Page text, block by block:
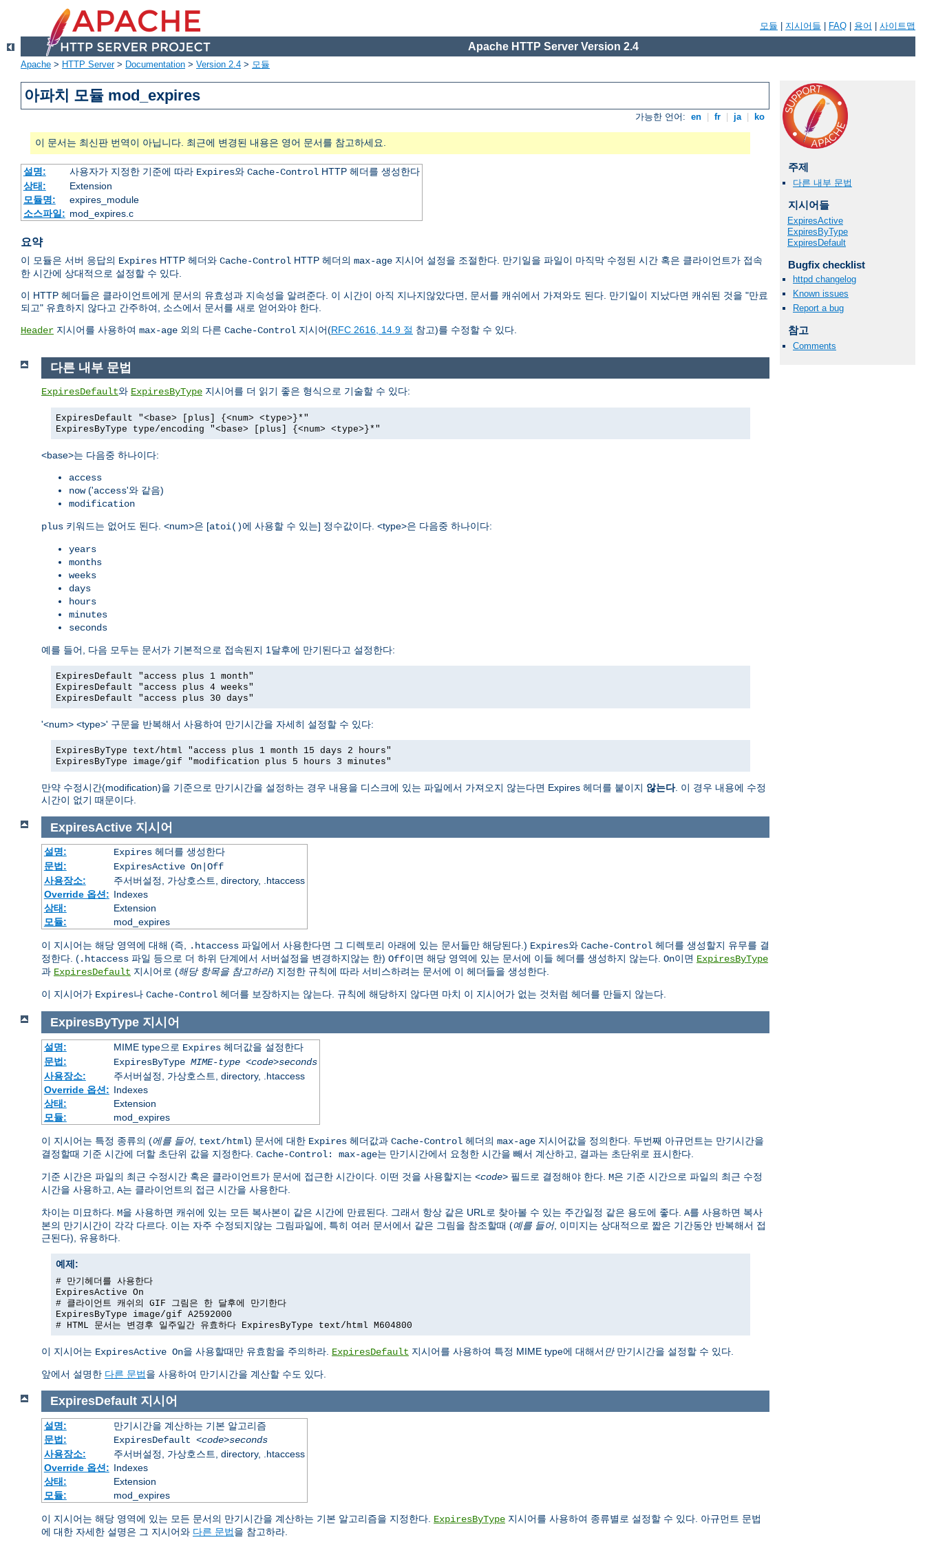
모듈 지시어들 FAQ 용어 사이트맵
Apache HTTP Server Version 2.4
Apache > HTTP Server> Documentation > Version 2.4 > 모듈
아파치 모듈 mod_expires
가능한 언어: en fr ja ko
이 문서는 최신판 번역이 아닙니다. 최근에 변경된 내용은 영어 문서를 참고하세요.
설명: 사용자가 지정한 기준에 따라 Expires와 Cache-ControlHTTP 헤더를 생성한다
상태:
Extension
모듈명:
expires_module
소스파일: mod_expires.c
요약
이 모듈은 서버 응답의 Expires HTTP 헤더와 Cache-Control HTTP 헤더의 max-age 지시어 설정을 조절한다. 만기일을 파일이 마직막 수정된 시간 혹은 클라이언트가 접속
한 시간에 상대적으로 설정할 수 있다.
이 HTTP 헤더들은 클라이언트에게 문서의 유효성과 지속성을 알려준다. 이 시간이 아직 지나지않았다면, 문서를 캐쉬에서 가져와도 된다. 만기일이 지났다면 캐쉬된 것을 "만료
되고" 유효하지 않다고 간주하여, 소스에서 문서를 새로 얻어와야 한다.
Header 지시어를 사용하여 max-age 외의 다른 Cache-Control 지시어(RFC 2616, 14.9 절 참고)를 수정할 수 있다.
주제
다른 내부 문법
지시어들
ExpiresActive
ExpiresByType
ExpiresDefault
Bugfix checklist
httpd changelog
Known issues
Report a bug
참고
Comments
다른 내부 문법
ExpiresDefault와 ExpiresByType 지시어를 더 읽기 좋은 형식으로 기술할 수 있다:
ExpiresDefault "<base> [plus] {<num> <type>}*"
ExpiresByType type/encoding "<base> [plus] {<num> <type>}*"
<base>는 다음중 하나이다:
access
now('access'와 같음)
modification
plus 키워드는 없어도 된다. <num>은 [atoi()에 사용할 수 있는] 정수값이다. <type>은 다음중 하나이다:
years
months
weeks
days
hours
minutes
seconds
예를 들어, 다음 모두는 문서가 기본적으로 접속된지 1달후에 만기된다고 설정한다:
ExpiresDefault "access plus 1 month"
ExpiresDefault "access plus 4 weeks"
ExpiresDefault "access plus 30 days"
'<num> <type>' 구문을 반복해서 사용하여 만기시간을 자세히 설정할 수 있다:
ExpiresByType text/html "access plus 1 month 15 days 2 hours"
ExpiresByType image/gif "modification plus 5 hours 3 minutes"
만약 수정시간(modification)을 기준으로 만기시간을 설정하는 경우 내용을 디스크에 있는 파일에서 가져오지 않는다면 Expires 헤더를 붙이지 않는다. 이 경우 내용에 수정
시간이 없기 때문이다.
ExpiresActive 지시어
설명: Expires헤더를 생성한다
문법:
ExpiresActive On|Off
사용장소:
주서버설정, 가상호스트, directory, .htaccess
Override 옵션: Indexes
상태:
Extension
모듈:
mod_expires
이 지시어는 해당 영역에 대해 (즉, .htaccess 파일에서 사용한다면 그 디렉토리 아래에 있는 문서들만 해당된다.) Expires와 Cache-Control 헤더를 생성할지 유무를 결
정한다. (.htaccess 파일 등으로 더 하위 단계에서 서버설정을 변경하지않는 한) Off이면 해당 영역에 있는 문서에 이들 헤더를 생성하지 않는다. On이면 ExpiresByType
과 ExpiresDefault 지시어로 (해당 항목을 참고하라) 지정한 규칙에 따라 서비스하려는 문서에 이 헤더들을 생성한다.
이 지시어가 Expires나 Cache-Control 헤더를 보장하지는 않는다. 규칙에 해당하지 않다면 마치 이 지시어가 없는 것처럼 헤더를 만들지 않는다.
ExpiresByType 지시어
설명: MIME type으로 Expires헤더값을 설정한다
문법:
ExpiresByType MIME-type <code>seconds
사용장소:
주서버설정, 가상호스트, directory, .htaccess
Override 옵션: Indexes
상태:
Extension
모듈:
mod_expires
이 지시어는 특정 종류의 (에를 들어, text/html) 문서에 대한 Expires 헤더값과 Cache-Control 헤더의 max-age 지시어값을 정의한다. 두번째 아규먼트는 만기시간을
결정할때 기준 시간에 더할 초단위 값을 지정한다. Cache-Control: max-age는 만기시간에서 요청한 시간을 빼서 계산하고, 결과는 초단위로 표시한다.
기준 시간은 파일의 최근 수정시간 혹은 클라이언트가 문서에 접근한 시간이다. 이떤 것을 사용할지는 <code> 필드로 결정해야 한다. M은 기준 시간으로 파일의 최근 수정
시간을 사용하고, A는 클라이언트의 접근 시간을 사용한다.
차이는 미묘하다. M을 사용하면 캐쉬에 있는 모든 복사본이 같은 시간에 만료된다. 그래서 항상 같은 URL로 찾아볼 수 있는 주간일정 같은 용도에 좋다. A를 사용하면 복사
본의 만기시간이 각각 다르다. 이는 자주 수정되지않는 그림파일에, 특히 여러 문서에서 같은 그림을 참조할때 (예를 들어, 이미지는 상대적으로 짧은 기간동안 반복해서 접
근된다), 유용하다.
예제:
# 만기헤더를 사용한다
ExpiresActive On
# 클라이언트 캐쉬의 GIF 그림은 한 달후에 만기한다
ExpiresByType image/gif A2592000
# HTML 문서는 변경후 일주일간 유효하다 ExpiresByType text/html M604800
이 지시어는 ExpiresActive On을 사용할때만 유효함을 주의하라. ExpiresDefault 지시어를 사용하여 특정 MIME type에 대해서 만만기시간을 설정할 수 있다.
앞에서 설명한 다른 문법을 사용하여 만기시간을 계산할 수도 있다.
ExpiresDefault 지시어
설명:
만기시간을 계산하는 기본 알고리즘
문법:
ExpiresDefault <code>seconds
사용장소:
주서버설정, 가상호스트, directory, .htaccess
Override 옵션: Indexes
상태:
Extension
모듈:
mod_expires
이 지시어는 해당 영역에 있는 모든 문서의 만기시간을 계산하는 기본 알고리즘을 지정한다. ExpiresByType 지시어를 사용하여 종류별로 설정할 수 있다. 아규먼트 문법
에 대한 자세한 설명은 그 지시어와 다른 문법을 참고하라.